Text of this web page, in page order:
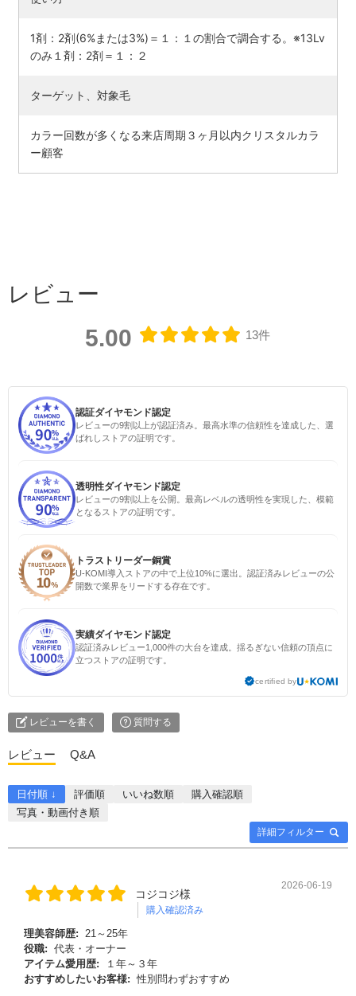
1剤：2剤(6%または3%)＝１：１の割合で調合する。※13Lv
のみ１剤：2剤＝１：２
ターゲット、対象毛
カラー回数が多くなる来店周期３ヶ月以内クリスタルカラ
ー顧客
レビュー
5.00 13件
認証ダイヤモンド認定
レビューの9割以上が認証済み。最高水準の信頼性を達成した、選
ばれしストアの証明です。
透明性ダイヤモンド認定
レビューの9割以上を公開。最高レベルの透明性を実現した、模範
となるストアの証明です。
トラストリーダー銅賞
U-KOMI導入ストアの中で上位10%に選出。認証済みレビューの公
開数で業界をリードする存在です。
実績ダイヤモンド認定
認証済みレビュー1,000件の大台を達成。揺るぎない信頼の頂点に
立つストアの証明です。
certified by
レビューを書く 質問する
レビュー Q&A
詳細フィルター
日付順 ↓ 評価順 いいね数順
購入確認順
写真・動画付き順
コジコジ様
購入確認済み
2026-06-19
理美容師歴: 21～25年
役職: 代表・オーナー
アイテム愛用歴:
１年～３年
おすすめしたいお客様: 性別問わずおすすめ